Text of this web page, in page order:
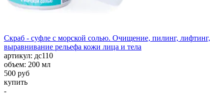
Скраб - суфле с морской солью. Очищение, пилинг, лифтинг,
выравнивание рельефа кожи лица и тела
aртикул: дс110
объем: 200 мл
500 руб
купить
-